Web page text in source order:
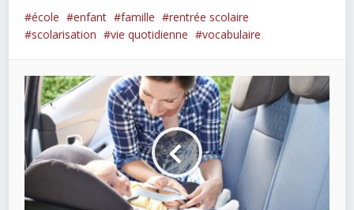
école enfant famille
rentrée scolaire
scolarisation
vie quotidienne vocabulaire